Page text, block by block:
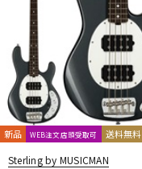
新品 WEB注文店頭受取可 送料無料
Sterling by MUSICMAN